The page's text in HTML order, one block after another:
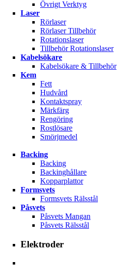
Övrigt Verktyg
Laser
Rörlaser
Rörlaser Tillbehör
Rotationslaser
Tillbehör Rotationslaser
Kabelsökare
Kabelsökare & Tillbehör
Kem
Fett
Hudvård
Kontaktspray
Märkfärg
Rengöring
Rostlösare
Smörjmedel
Backing
Backing
Backinghållare
Kopparplattor
Formsvets
Formsvets Rälsstål
Påsvets
Påsvets Mangan
Påsvets Rälsstål
Elektroder